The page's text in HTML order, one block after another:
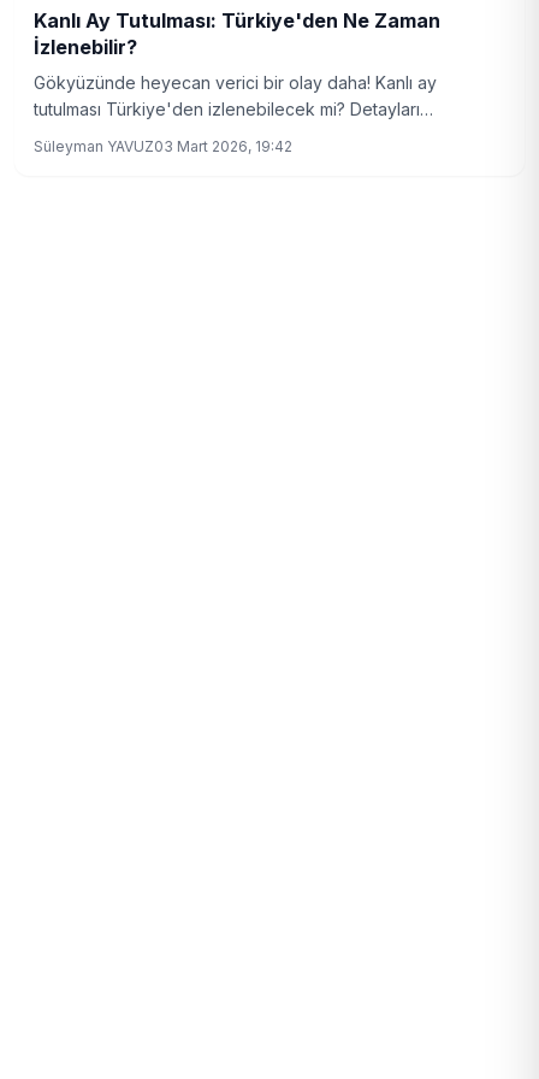
Kanlı Ay Tutulması: Türkiye'den Ne Zaman
İzlenebilir?
Gökyüzünde heyecan verici bir olay daha! Kanlı ay
tutulması Türkiye'den izlenebilecek mi? Detayları
Süleyman YAVUZ03 Mart 2026, 19:42